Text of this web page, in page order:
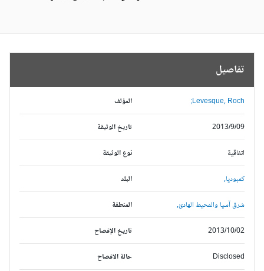
تفاصيل
المؤلف Levesque, Roch;
تاريخ الوثيقة 2013/9/09
نوع الوثيقة اتفاقية
البلد كمبوديا,
المنطقة شرق آسيا والمحيط الهادئ,
تاريخ الإفصاح 2013/10/02
حالة الافصاح Disclosed